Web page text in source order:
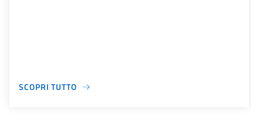
SCOPRI TUTTO